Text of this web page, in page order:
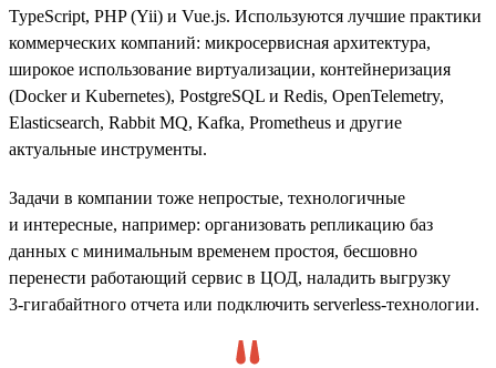
TypeScript, PHP (Yii) и Vue.js. Используются лучшие практики
коммерческих компаний: микросервисная архитектура,
широкое использование виртуализации, контейнеризация
(Docker и Kubernetes), PostgreSQL и Redis, OpenTelemetry,
Elasticsearch, Rabbit MQ, Kafka, Prometheus и другие
актуальные инструменты.
Задачи в компании тоже непростые, технологичные
и интересные, например: организовать репликацию баз
данных с минимальным временем простоя, бесшовно
перенести работающий сервис в ЦОД, наладить выгрузку
3‑гигабайтного отчета или подключить serverless-технологии.